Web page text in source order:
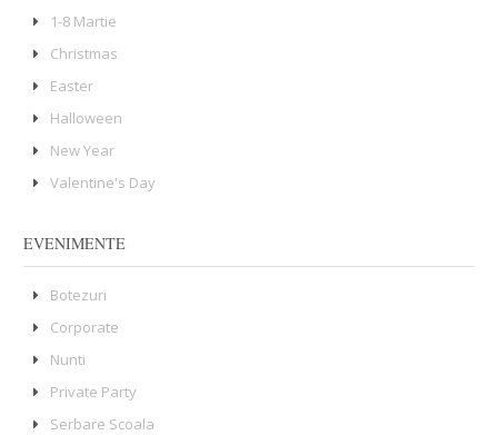
1-8 Martie
Christmas
Easter
Halloween
New Year
Valentine's Day
EVENIMENTE
Botezuri
Corporate
Nunti
Private Party
Serbare Scoala